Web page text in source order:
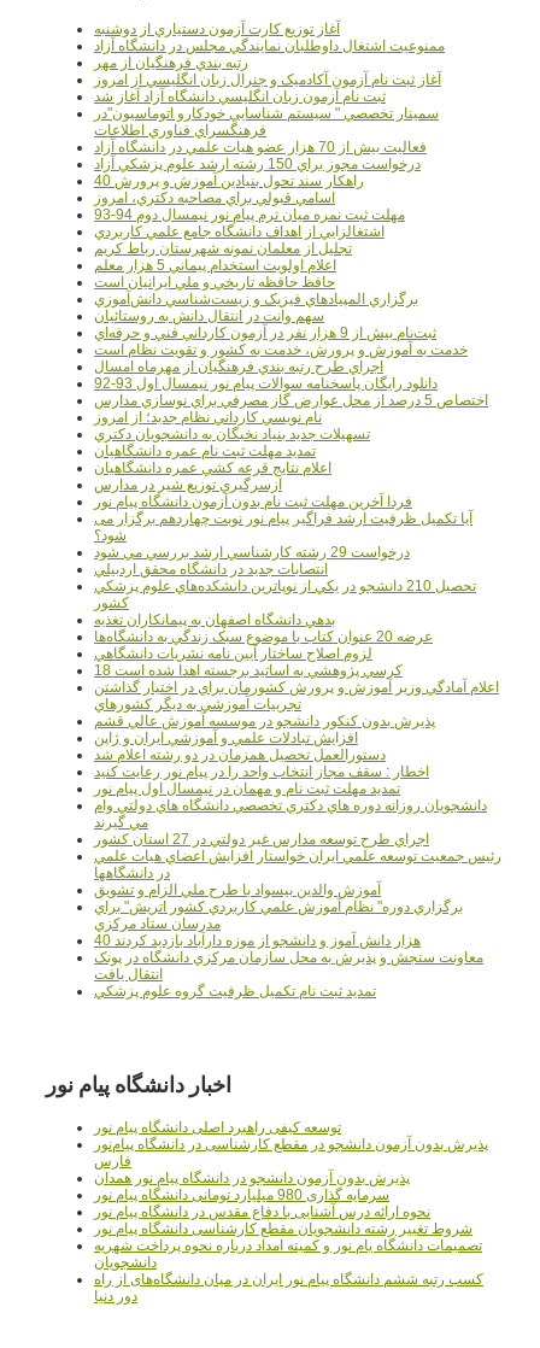
آغاز توزيع کارت آزمون دستياري از دوشنبه
ممنوعيت اشتغال داوطلبان نمايندگي مجلس در دانشگاه آزاد
رتبه بندي فرهنگيان از مهر
آغاز ثبت نام آزمون آکادميک و جنرال زبان انگليسي از امروز
ثبت نام آزمون زبان انگليسي دانشگاه آزاد آغاز شد
سمينار تخصصي " سيستم شناسايي خودکارو اتوماسيون"در
فرهنگسراي فناوري اطلاعات
فعاليت بيش از 70 هزار عضو هيات علمي در دانشگاه آزاد
درخواست مجوز براي 150 رشته ارشد علوم پزشکي آزاد
40 راهکار سند تحول بنيادين آموزش و پرورش
اسامي قبولي براي مصاحبه دکتري، امروز
مهلت ثبت نمره میان ترم پیام نور نیمسال دوم 94-93
اشتغالزايي از اهداف دانشگاه جامع علمي کاربردي
تجليل از معلمان نمونه شهرستان رباط کريم
اعلام اولويت استخدام پيماني 5 هزار معلم
حافظ حافظه تاريخي و ملي ايرانيان است
برگزاري المپيادهاي فيزيک و زيست‌شناسي دانش‌آموزي
سهم وانت در انتقال دانش به روستائيان
ثبت‌نام بيش از 9 هزار نفر در آزمون کارداني فني و حرفه‌اي
خدمت به آموزش و پرورش، خدمت به کشور و تقويت نظام است
اجراي طرح رتبه بندي فرهنگيان از مهرماه امسال
دانلود رایگان پاسخنامه سوالات پیام نور نیمسال اول 93-92
اختصاص 5 درصد از محل عوارض گاز مصرفي براي نوسازي مدارس
نام نويسي کارداني نظام جديد؛ از امروز
تسهيلات جديد بنياد نخبگان به دانشجويان دکتري
تمديد مهلت ثبت نام عمره دانشگاهيان
اعلام نتايج قرعه کشي عمره دانشگاهيان
ازسرگيري توزيع شير در مدارس
فردا آخرین مهلت ثبت نام بدون آزمون دانشگاه پیام نور
آیا تکمیل ظرفیت ارشد فراگیر پیام نور نوبت چهاردهم برگزار می
شود؟
درخواست 29 رشته کارشناسي ارشد بررسي مي شود
انتصابات جديد در دانشگاه محقق اردبيلي
تحصيل 210 دانشجو در يکي از نوپاترين دانشکده‌هاي علوم پزشکي
کشور
بدهي دانشگاه اصفهان به پيمانکاران تغذيه
عرضه 20 عنوان کتاب با موضوع سبک زندگي به دانشگاه‌ها
لزوم اصلاح ساختار آيين نامه نشريات دانشگاهي
18 کرسي پژوهشي به اساتيد برجسته اهدا شده است
اعلام آمادگي وزير آموزش و پرورش کشورمان براي در اختيار گذاشتن
تجربيات آموزشي به ديگر کشورهاي
پذيرش بدون کنکور دانشجو در موسسه آموزش عالي قشم
افزايش تبادلات علمي و آموزشي ايران و ژاپن
دستورالعمل تحصیل همزمان در دو رشته اعلام شد
اخطار : سقف مجاز انتخاب واحد را در پیام نور رعایت کنید
تمدید مهلت ثبت نام و مهمان در نیمسال اول پیام نور
دانشجويان روزانه دوره هاي دكتري تخصصي دانشگاه هاي دولتي وام
مي گيرند
اجراي طرح توسعه مدارس غير دولتي در 27 استان کشور
رئيس جمعيت توسعه علمي ايران خواستار افزايش اعضاي هيات علمي
در دانشگاهها
آموزش والدين بيسواد با طرح ملي الزام و تشويق
برگزاري دوره" نظام آموزش علمي كاربردي كشور اتريش" براي
مدرسان ستاد مرکزي
40 هزار دانش آموز و دانشجو از موزه دارآباد بازديد کردند
معاونت سنجش و پذيرش به محل سازمان مرکزي دانشگاه در پونک
انتقال يافت
تمديد ثبت نام تکميل ظرفيت گروه علوم پزشکي
اخبار دانشگاه پیام نور
توسعه کیفی راهبرد اصلی دانشگاه پیام نور
پذیرش بدون آزمون دانشجو در مقطع کارشناسی در دانشگاه پیام‌نور
فارس
پذیرش بدون آزمون دانشجو در دانشگاه پیام نور همدان
سرمایه گذاری 980 میلیارد تومانی دانشگاه پیام نور
نحوه ارائه درس آشنایی با دفاع مقدس در دانشگاه پیام نور
شروط تغییر رشته دانشجویان مقطع کارشناسی دانشگاه پیام نور
تصمیمات دانشگاه یام نور و کمیته امداد درباره نحوه پرداخت شهریه
دانشجویان
کسب رتبه ششم دانشگاه پیام نور ایران در میان دانشگاه‌های از راه
دور دنیا